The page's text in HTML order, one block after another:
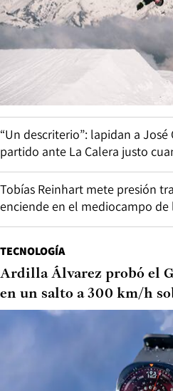
“Un descriterio”: lapidan a
partido ante La Calera justo
Tobías Reinhart mete presión
enciende en el mediocampo de
TECNOLOGÍA
Ardilla Álvarez probó el
en un salto a 300 km/h